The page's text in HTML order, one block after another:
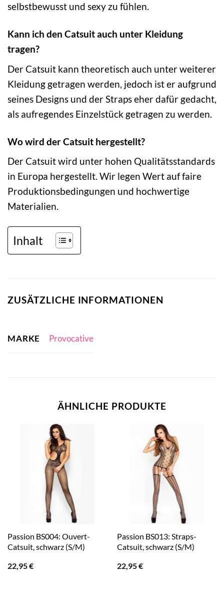
selbstbewusst und sexy zu fühlen.
Kann ich den Catsuit auch unter Kleidung
tragen?
Der Catsuit kann theoretisch auch unter weiterer
Kleidung getragen werden, jedoch ist er aufgrund
seines Designs und der Straps eher dafür gedacht,
als aufregendes Einzelstück getragen zu werden.
Wo wird der Catsuit hergestellt?
Der Catsuit wird unter hohen Qualitätsstandards
in Europa hergestellt. Wir legen Wert auf faire
Produktionsbedingungen und hochwertige
Materialien.
Inhalt
ZUSÄTZLICHE INFORMATIONEN
MARKE Provocative
ÄHNLICHE PRODUKTE
Passion BS004: Ouvert-
Catsuit, schwarz (S/M)
22,95€
Passion BS013: Straps-
Catsuit, schwarz (S/M)
22,95€